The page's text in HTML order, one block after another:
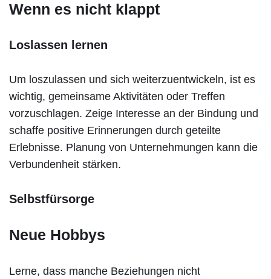
Wenn es nicht klappt
Loslassen lernen
Um loszulassen und sich weiterzuentwickeln, ist es
wichtig, gemeinsame Aktivitäten oder Treffen
vorzuschlagen. Zeige Interesse an der Bindung und
schaffe positive Erinnerungen durch geteilte
Erlebnisse. Planung von Unternehmungen kann die
Verbundenheit stärken.
Selbstfürsorge
Neue Hobbys
Lerne, dass manche Beziehungen nicht